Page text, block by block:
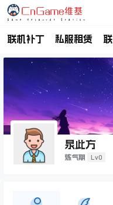
联机补丁 私服租赁
泉此方
炼气期 Lv0